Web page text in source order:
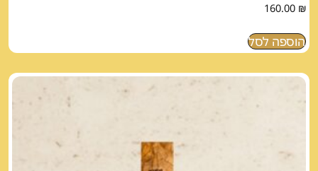
160.00 ₪
הוספה לסל